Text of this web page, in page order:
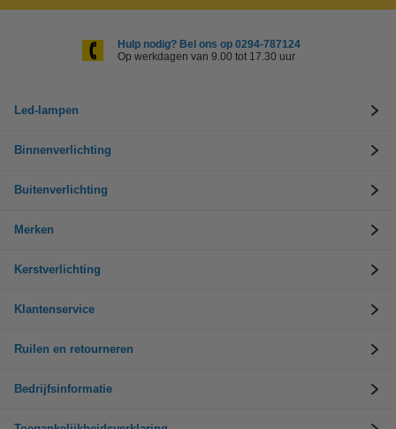
Hulp nodig? Bel ons op 0294-787124
Op werkdagen van 9.00 tot 17.30 uur
Led-lampen
Binnenverlichting
Buitenverlichting
Merken
Kerstverlichting
Klantenservice
Ruilen en retourneren
Bedrijfsinformatie